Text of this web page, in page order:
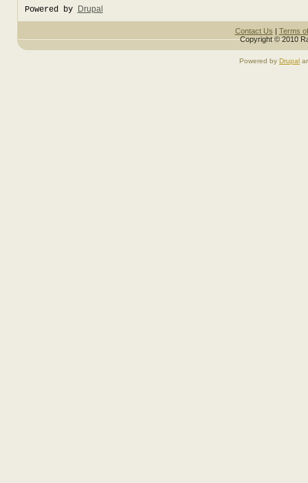
Powered by Drupal
Contact Us | Terms
Copyright © 2010
Powered by Drupal